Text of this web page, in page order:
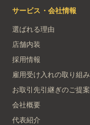
サービス・会社情報
選ばれる理由
店舗内装
採用情報
雇用受け入れの取り組み
お取引先引継ぎのご提案
会社概要
代表紹介